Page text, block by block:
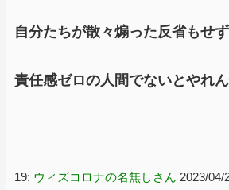
自分たちが散々煽った反省もせ
責任感ゼロの人間でないとやれ
19: ウィズコロナの名無しさん 2023/04/